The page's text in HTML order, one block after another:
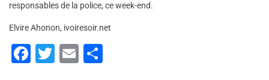
responsables de la police, ce week-end.
Elvire Ahonon, ivoiresoir.net
F
T
E